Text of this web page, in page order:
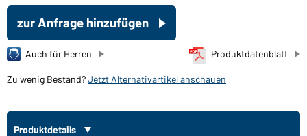
zur Anfrage hinzufügen
Produktdatenblatt
Auch für Herren
Zu wenig Bestand?Jetzt Alternativartikel anschauen
Produktdetails